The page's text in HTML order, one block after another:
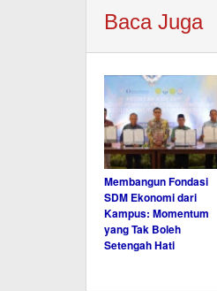
Baca Juga
Membangun Fondasi
SDM Ekonomi dari
Kampus: Momentum
yang Tak Boleh
Setengah Hati